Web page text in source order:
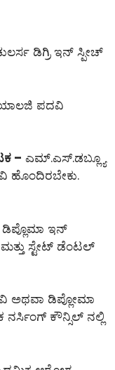
ಡಿಗ್ರಿ ಇನ್ ಸ್ಪೀಚ್
ಪದವಿ
– ಎಮ್.ಎಸ್.ಡಬ್ಲ್ಯೂ
ಡಿಪ್ಲೊಮಾ ಇನ್
ಸ್ಟೇಟ್ ಡೆಂಟಲ್
ಅಥವಾ ಡಿಪ್ಲೋಮಾ
ನರ್ಸಿಂಗ್ ಕೌನ್ಸಿಲ್ ನಲ್ಲಿ